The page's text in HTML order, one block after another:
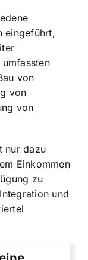
eingeführt,
von
von
von
nur dazu
Einkommen
zu
und